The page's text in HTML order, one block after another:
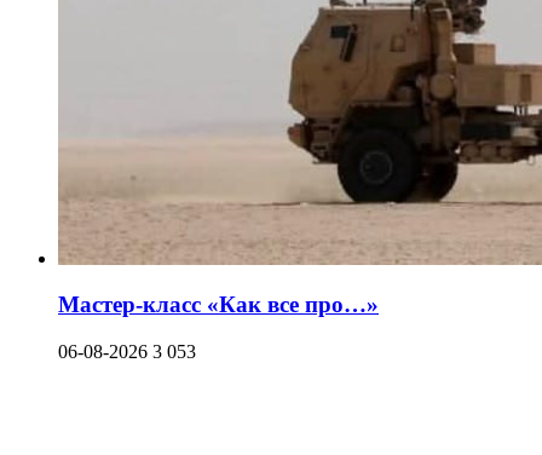
Мастер-класс «Как все про…»
06-08-2026 3 053